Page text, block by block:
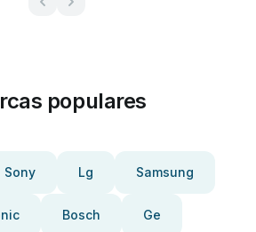
populares
Sony Lg Samsung
Bosch Ge